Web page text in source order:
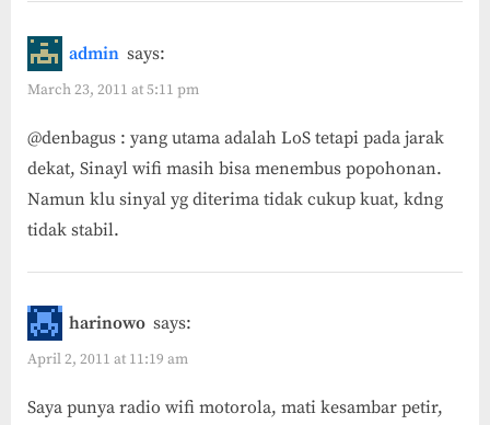
admin says:
March 23, 2011 at 5:11 pm
@denbagus : yang utama adalah LoS tetapi pada jarak
dekat, Sinayl wifi masih bisa menembus popohonan.
Namun klu sinyal yg diterima tidak cukup kuat, kdng
tidak stabil.
harinowo says:
April 2, 2011 at 11:19 am
Saya punya radio wifi motorola, mati kesambar petir,